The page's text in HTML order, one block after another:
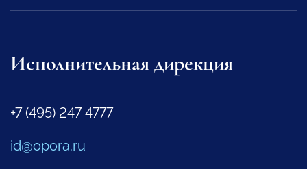
Исполнительная дирекция
+7 (495) 247 4777
id@opora.ru